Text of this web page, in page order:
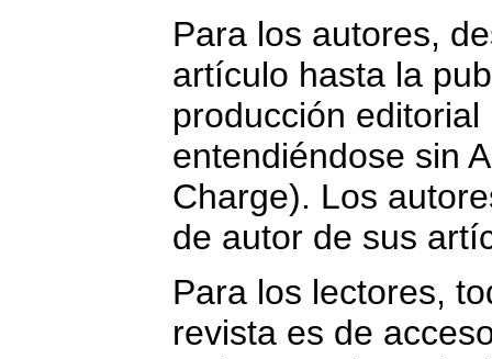
Para los autores,
artículo hasta la
producción
entendiéndose sin
Charge). Los
de autor de sus
Para los lectores,
revista es de